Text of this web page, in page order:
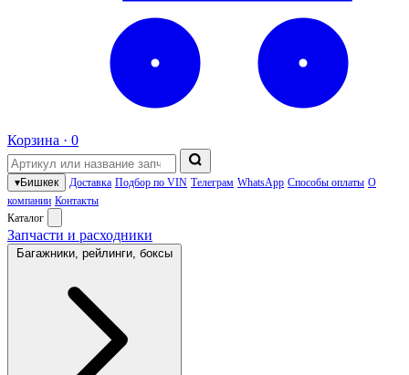
Корзина · 0
▾Бишкек Доставка Подбор по VIN Телеграм WhatsApp Способы оплаты О
компании Контакты
Каталог
Запчасти и расходники
Багажники, рейлинги, боксы